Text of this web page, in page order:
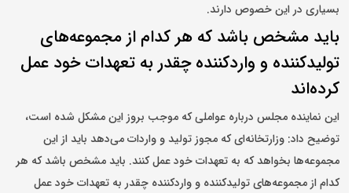
بسیاری در این خصوص دارند.
باید مشخص باشد که هر کدام از مجموعه‌های
تولیدکننده و واردکننده چقدر به تعهدات خود عمل
کرده‌اند
این نماینده مجلس درباره عواملی که موجب بروز این مشکل شده است،
توضیح داد: وزارتخانه‌ای که مجوز تولید و واردات می‌دهد باید از این
مجموعه‌ها بخواهد که به تعهدات خود عمل کنند. باید مشخص باشد که هر
کدام از مجموعه‌های تولیدکننده و واردکننده چقدر به تعهدات خود عمل